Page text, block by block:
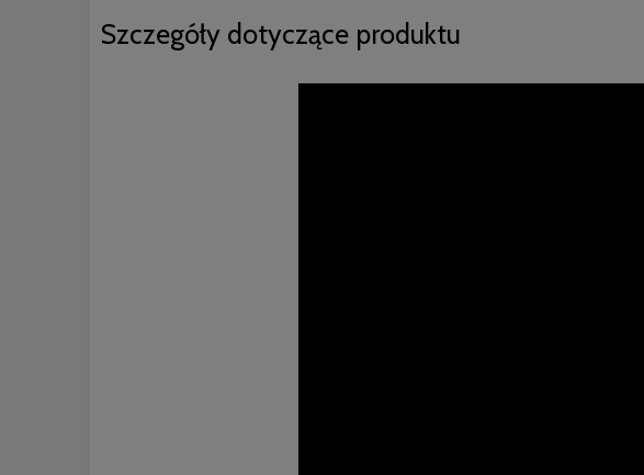
Szczegóły dotyczące produktu